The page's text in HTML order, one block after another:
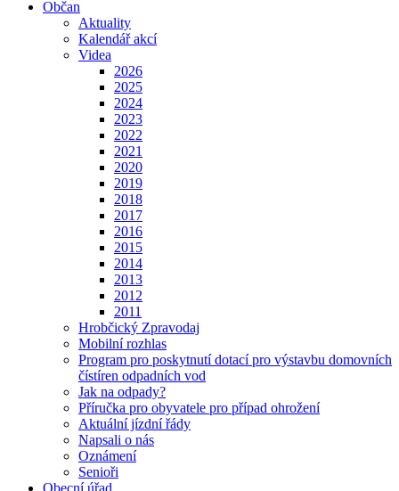
Občan
Aktuality
Kalendář akcí
Videa
2026
2025
2024
2023
2022
2021
2020
2019
2018
2017
2016
2015
2014
2013
2012
2011
Hrobčický Zpravodaj
Mobilní rozhlas
Program pro poskytnutí dotací pro výstavbu domovních
čístíren odpadních vod
Jak na odpady?
Příručka pro obyvatele pro případ ohrožení
Aktuální jízdní řády
Napsali o nás
Oznámení
Senioři
Obecní úřad